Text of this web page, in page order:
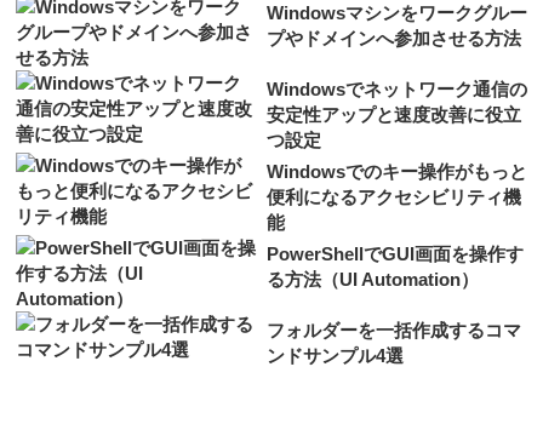
Windowsマシンをワークグルー
プやドメインへ参加させる方法
Windowsでネットワーク通信の
安定性アップと速度改善に役立
つ設定
Windowsでのキー操作がもっと
便利になるアクセシビリティ機
能
PowerShellでGUI画面を操作す
る方法（UI Automation）
フォルダーを一括作成するコマ
ンドサンプル4選